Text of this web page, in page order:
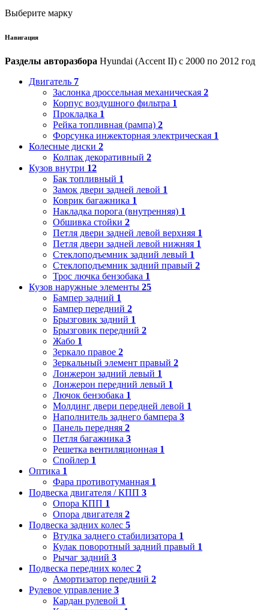
Выберите марку
Навигация
Разделы авторазбора Hyundai (Accent II) с 2000 по 2012 год
Двигатель 7
Заслонка дроссельная механическая 2
Корпус воздушного фильтра 1
Прокладка 1
Рейка топливная (рампа) 2
Форсунка инжекторная электрическая 1
Колесные диски 2
Колпак декоративный 2
Кузов внутри 12
Бак топливный 1
Замок двери задней левой 1
Коврик багажника 1
Накладка порога (внутренняя) 1
Обшивка стойки 2
Петля двери задней левой верхняя 1
Петля двери задней левой нижняя 1
Стеклоподъемник задний левый 1
Стеклоподъемник задний правый 2
Трос лючка бензобака 1
Кузов наружные элементы 25
Бампер задний 1
Бампер передний 2
Брызговик задний 1
Брызговик передний 2
Жабо 1
Зеркало правое 2
Зеркальный элемент правый 2
Лонжерон задний левый 1
Лонжерон передний левый 1
Лючок бензобака 1
Молдинг двери передней левой 1
Наполнитель заднего бампера 3
Панель передняя 2
Петля багажника 3
Решетка вентиляционная 1
Спойлер 1
Оптика 1
Фара противотуманная 1
Подвеска двигателя / КПП 3
Опора КПП 1
Опора двигателя 2
Подвеска задних колес 5
Втулка заднего стабилизатора 1
Кулак поворотный задний правый 1
Рычаг задний 3
Подвеска передних колес 2
Амортизатор передний 2
Рулевое управление 3
Кардан рулевой 1